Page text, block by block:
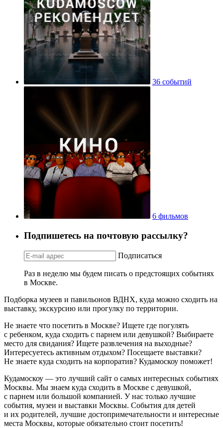
36 событий
6 фильмов
Подпишетесь на почтовую рассылку?
Подписаться
Раз в неделю мы будем писать о предстоящих событиях
в Москве.
Подборка музеев и павильонов ВДНХ, куда можно сходить на
выставку, экскурсию или прогулку по территории.
Не знаете что посетить в Москве? Ищете где погулять
с ребенком, куда сходить с парнем или девушкой? Выбираете
место для свидания? Ищете развлечения на выходные?
Интересуетесь активным отдыхом? Посещаете выставки?
Не знаете куда сходить на корпоратив? Кудамоскоу поможет!
Кудамоскоу — это лучший сайт о самых интересных событиях
Москвы. Мы знаем куда сходить в Москве с девушкой,
с парнем или большой компанией. У нас только лучшие
события, музеи и выставки Москвы. События для детей
и их родителей, лучшие достопримечательности и интересные
места Москвы, которые обязательно стоит посетить!